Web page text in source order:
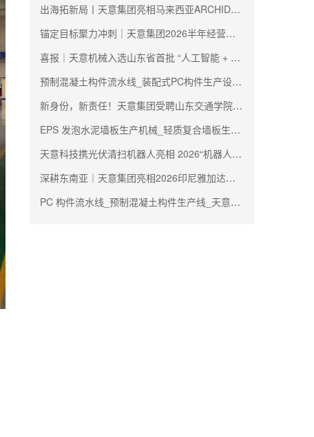
出海拓新局丨天意集团亮相马来西亚ARCHIDEX建材展
锚定目标聚力冲刺｜天意集团2026半年经营工作会议暨年中述职大会圆满召开
喜报｜天意机械入选山东省首批 “人工智能 + 制造” 双百工程阵容
预制混凝土构件流水线_装配式PC构件生产设备_天意机械生产厂家
新身份，新责任！天意集团受聘山东交通学院工程机械学院理事会副理事长单位
EPS 发泡水泥墙板生产机械_轻质复合墙板生产线_天意机械生产厂家
天意科技携光伏清扫机器人亮相 2026“机器人 +” 创新发展大会
深耕东南亚｜天意集团亮相2026印尼雅加达国际建材及建筑技术展
PC 构件流水线_预制混凝土构件生产线_天意机械生产厂家